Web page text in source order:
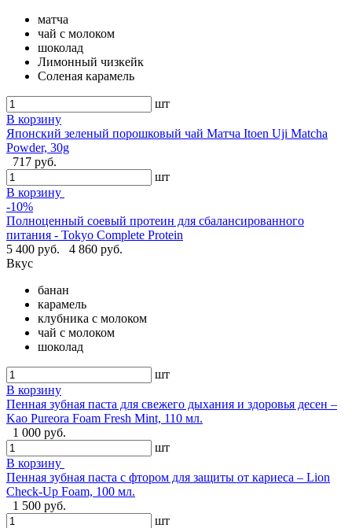
матча
чай с молоком
шоколад
Лимонный чизкейк
Соленая карамель
шт
В корзину
Японский зеленый порошковый чай Матча Itoen Uji Matcha
Powder, 30g
717 руб.
шт
В корзину
-10%
Полноценный соевый протеин для сбалансированного
питания - Tokyo Complete Protein
5 400 руб.
4 860 руб.
Вкус
банан
карамель
клубника с молоком
чай с молоком
шоколад
шт
В корзину
Пенная зубная паста для свежего дыхания и здоровья десен –
Kao Pureora Foam Fresh Mint, 110 мл.
1 000 руб.
шт
В корзину
Пенная зубная паста с фтором для защиты от кариеса – Lion
Check-Up Foam, 100 мл.
1 500 руб.
шт